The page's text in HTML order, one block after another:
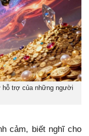
hỗ trợ của những người
cảm, biết nghĩ cho